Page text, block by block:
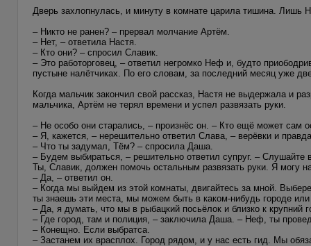
Дверь захлопнулась, и минуту в комнате царила тишина. Лишь
– Никто не ранен? – прервал молчание Артём.
– Нет, – ответила Настя.
– Кто они? – спросил Славик.
– Это работорговец, – ответил негромко Неф и, будто
пустыне налётчиках. По его словам, за последний месяц уже
Когда мальчик закончил свой рассказ, Настя не выдержала и
мальчика, Артём не терял времени и успел развязать руки.
– Не особо они старались, – произнёс он. – Кто ещё может сам
– Я, кажется, – нерешительно ответил Слава, – верёвки и
– Что ты задумал, Тём? – спросила Даша.
– Будем выбираться, – решительно ответил супруг. –
Ты, Славик, должен помочь остальным развязать руки. Я могу
– Да, – ответил он.
– Когда мы выйдем из этой комнаты, двигайтесь за мной.
ты знаешь эти места, мы можем быть в каком-нибудь городе
– Да, я думать, что мы в рыбацкий посьёлок и близко к крупний
– Где город, там и полиция, – заключила Даша. – Неф, ты
– Конещно. Если выбратса.
– Застанем их врасплох. Город рядом, и у нас есть гид. Мы